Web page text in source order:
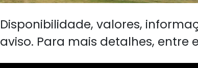
Disponibilidade, valores,
aviso. Para mais detalhes, entre